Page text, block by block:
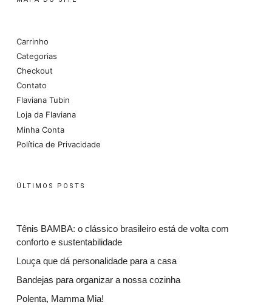
Carrinho
Categorias
Checkout
Contato
Flaviana Tubin
Loja da Flaviana
Minha Conta
Política de Privacidade
ÚLTIMOS POSTS
Tênis BAMBA: o clássico brasileiro está de volta com
conforto e sustentabilidade
Louça que dá personalidade para a casa
Bandejas para organizar a nossa cozinha
Polenta, Mamma Mia!